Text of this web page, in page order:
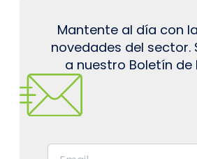
Mantente al día con
novedades del sector.
a nuestro Boletín de